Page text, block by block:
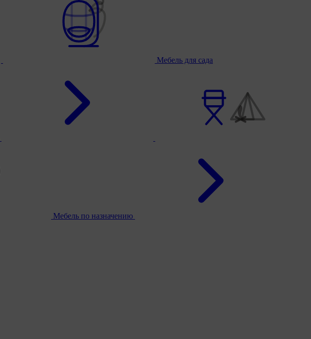
Мебель для сада
Мебель по назначению